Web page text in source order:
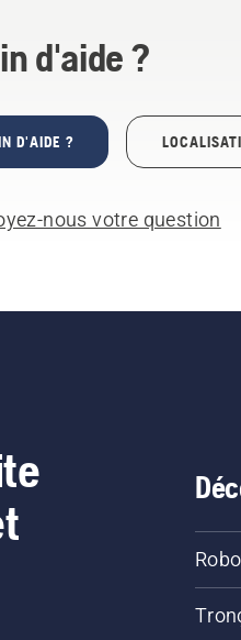
d'aide ?
D'AIDE ?
nous votre question